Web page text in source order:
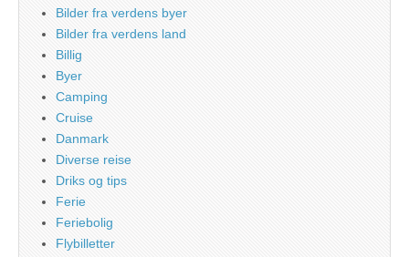
Bilder fra verdens byer
Bilder fra verdens land
Billig
Byer
Camping
Cruise
Danmark
Diverse reise
Driks og tips
Ferie
Feriebolig
Flybilletter